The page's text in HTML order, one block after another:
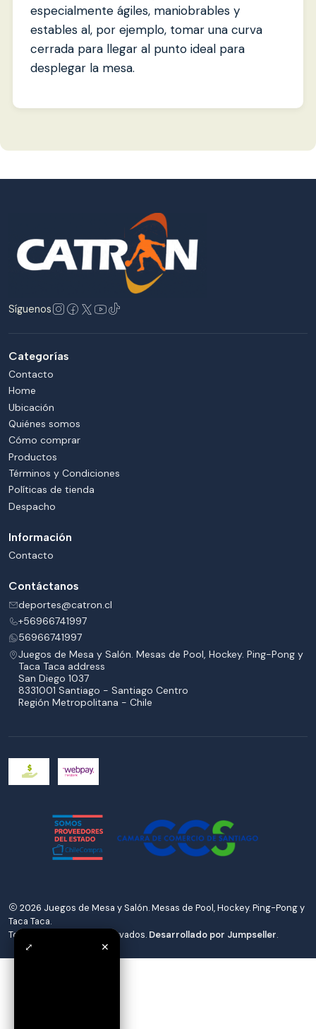
especialmente ágiles, maniobrables y
estables al, por ejemplo, tomar una curva
cerrada para llegar al punto ideal para
desplegar la mesa.
Síguenos
Categorías
Contacto
Home
Ubicación
Quiénes somos
Cómo comprar
Productos
Términos y Condiciones
Políticas de tienda
Despacho
Información
Contacto
Contáctanos
deportes@catron.cl
+56966741997
56966741997
Juegos de Mesa y Salón. Mesas de Pool, Hockey. Ping-Pong y
Taca Taca address
San Diego 1037
8331001 Santiago - Santiago Centro
Región Metropolitana - Chile
2026 Juegos de Mesa y Salón. Mesas de Pool, Hockey. Ping-Pong y
Taca Taca.
Todos los derechos reservados. Desarrollado por Jumpseller.
⤢ ✕